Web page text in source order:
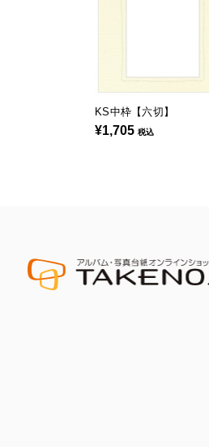
KS中枠【六切】
¥1,705 税込